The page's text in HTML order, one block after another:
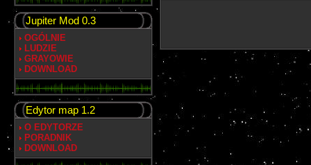
Jupiter Mod 0.3
OGÓLNIE
LUDZIE
GRAYOWIE
DOWNLOAD
Edytor map 1.2
O EDYTORZE
PORADNIK
DOWNLOAD